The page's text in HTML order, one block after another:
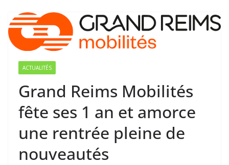
ACTUALITÉS
Grand Reims Mobilités
fête ses 1 an et amorce
une rentrée pleine de
nouveautés